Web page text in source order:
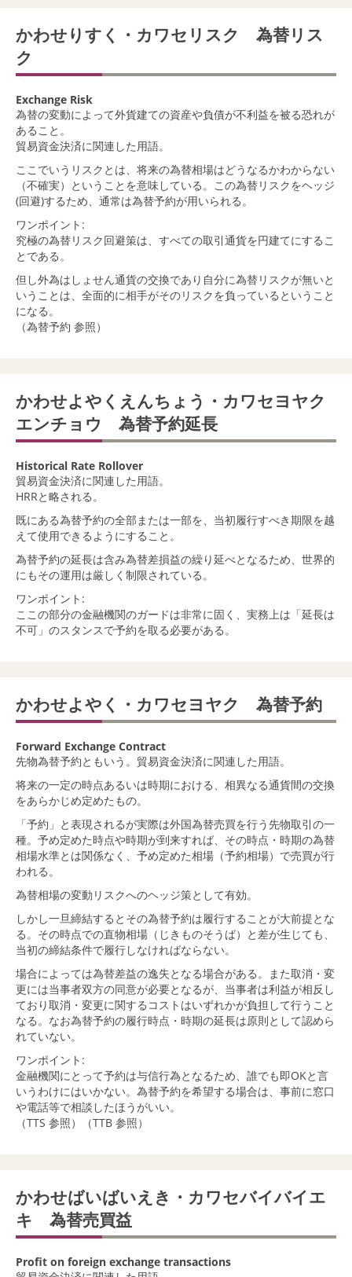
かわせりすく・カワセリスク 為替リス
ク
Exchange Risk
為替の変動によって外貨建ての資産や負債が不利益を被る恐れが
あること。
貿易資金決済に関連した用語。
ここでいうリスクとは、将来の為替相場はどうなるかわからない
（不確実）ということを意味している。この為替リスクをヘッジ
(回避)するため、通常は為替予約が用いられる。
ワンポイント:
究極の為替リスク回避策は、すべての取引通貨を円建てにするこ
とである。
但し外為はしょせん通貨の交換であり自分に為替リスクが無いと
いうことは、全面的に相手がそのリスクを負っているということ
になる。
（為替予約 参照）
かわせよやくえんちょう・カワセヨヤク
エンチョウ 為替予約延長
Historical Rate Rollover
貿易資金決済に関連した用語。
HRRと略される。
既にある為替予約の全部または一部を、当初履行すべき期限を越
えて使用できるようにすること。
為替予約の延長は含み為替差損益の繰り延べとなるため、世界的
にもその運用は厳しく制限されている。
ワンポイント:
ここの部分の金融機関のガードは非常に固く、実務上は「延長は
不可」のスタンスで予約を取る必要がある。
かわせよやく・カワセヨヤク 為替予約
Forward Exchange Contract
先物為替予約ともいう。貿易資金決済に関連した用語。
将来の一定の時点あるいは時期における、相異なる通貨間の交換
をあらかじめ定めたもの。
「予約」と表現されるが実際は外国為替売買を行う先物取引の一
種。予め定めた時点や時期が到来すれば、その時点・時期の為替
相場水準とは関係なく、予め定めた相場（予約相場）で売買が行
われる。
為替相場の変動リスクへのヘッジ策として有効。
しかし一旦締結するとその為替予約は履行することが大前提とな
る。その時点での直物相場（じきものそうば）と差が生じても、
当初の締結条件で履行しなければならない。
場合によっては為替差益の逸失となる場合がある。また取消・変
更には当事者双方の同意が必要となるが、当事者は利益が相反し
ており取消・変更に関するコストはいずれかが負担して行うこと
なる。なお為替予約の履行時点・時期の延長は原則として認めら
れていない。
ワンポイント:
金融機関にとって予約は与信行為となるため、誰でも即OKと言
いうわけにはいかない。為替予約を希望する場合は、事前に窓口
や電話等で相談したほうがいい。
（TTS 参照）
（TTB 参照）
かわせばいばいえき・カワセバイバイエ
キ 為替売買益
Profit on foreign exchange transactions